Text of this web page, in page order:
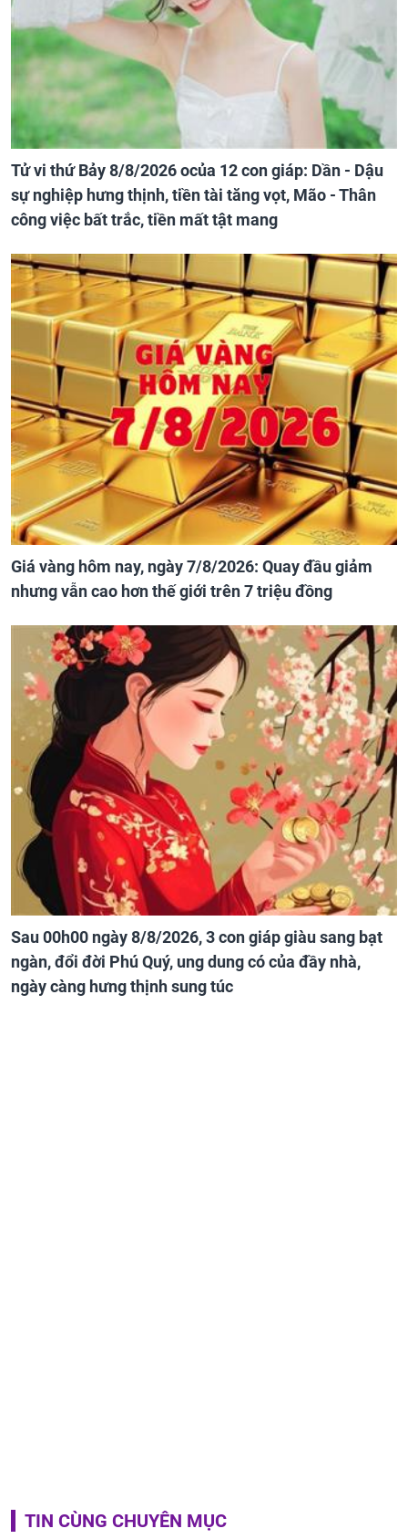
Tử vi thứ Bảy 8/8/2026 ocủa 12 con giáp: Dần - Dậu
sự nghiệp hưng thịnh, tiền tài tăng vọt, Mão - Thân
công việc bất trắc, tiền mất tật mang
Giá vàng hôm nay, ngày 7/8/2026: Quay đầu giảm
nhưng vẫn cao hơn thế giới trên 7 triệu đồng
Sau 00h00 ngày 8/8/2026, 3 con giáp giàu sang bạt
ngàn, đổi đời Phú Quý, ung dung có của đầy nhà,
ngày càng hưng thịnh sung túc
TIN CÙNG CHUYÊN MỤC